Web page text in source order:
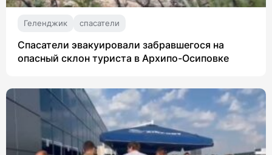
Геленджик спасатели
Спасатели эвакуировали забравшегося на
опасный склон туриста в Архипо-Осиповке